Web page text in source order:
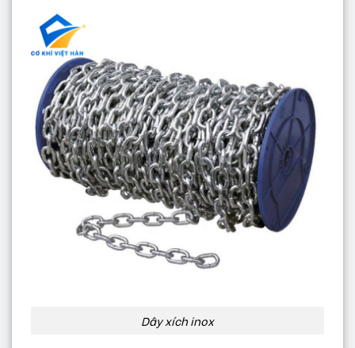
Dây xích inox